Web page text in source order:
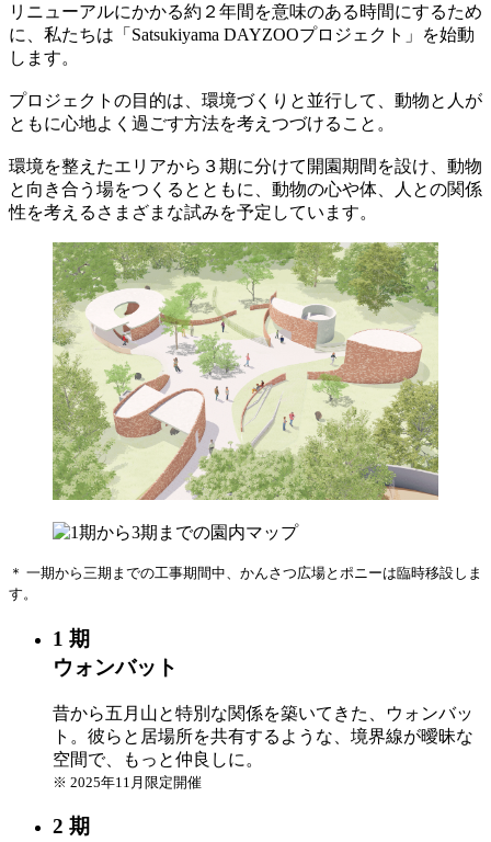
リニューアルにかかる約２年間を意味のある時間にするため
に、私たちは「Satsukiyama DAYZOOプロジェクト」を始動
します。
プロジェクトの目的は、環境づくりと並行して、動物と人が
ともに心地よく過ごす方法を考えつづけること。
環境を整えたエリアから３期に分けて開園期間を設け、動物
と向き合う場をつくるとともに、動物の心や体、人との関係
性を考えるさまざまな試みを予定しています。
＊ 一期から三期までの工事期間中、かんさつ広場とポニーは臨時移設しま
す。
1 期
ウォンバット
昔から五月山と特別な関係を築いてきた、ウォンバッ
ト。彼らと居場所を共有するような、境界線が曖昧な
空間で、もっと仲良しに。
※ 2025年11月限定開催
2 期